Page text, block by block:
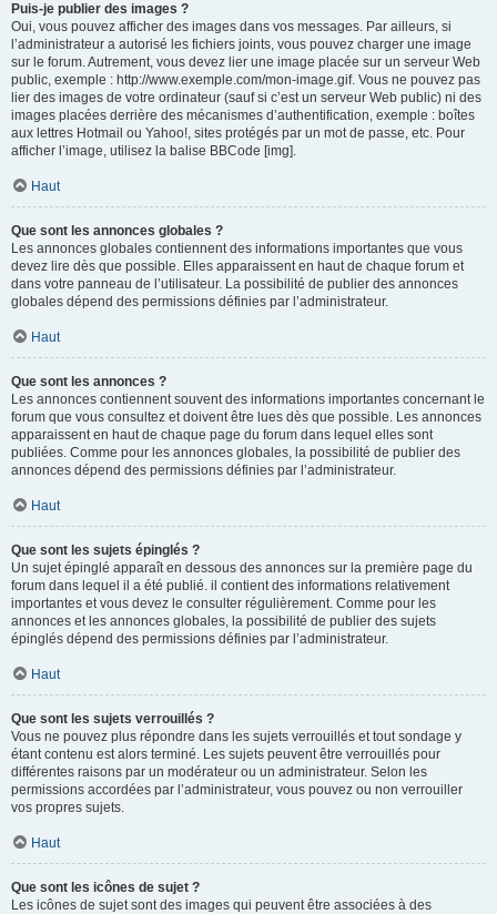
Puis-je publier des images ?
Oui, vous pouvez afficher des images dans vos messages. Par ailleurs, si
l’administrateur a autorisé les fichiers joints, vous pouvez charger une image
sur le forum. Autrement, vous devez lier une image placée sur un serveur Web
public, exemple : http://www.exemple.com/mon-image.gif. Vous ne pouvez pas
lier des images de votre ordinateur (sauf si c’est un serveur Web public) ni des
images placées derrière des mécanismes d’authentification, exemple : boîtes
aux lettres Hotmail ou Yahoo!, sites protégés par un mot de passe, etc. Pour
afficher l’image, utilisez la balise BBCode [img].
Haut
Que sont les annonces globales ?
Les annonces globales contiennent des informations importantes que vous
devez lire dès que possible. Elles apparaissent en haut de chaque forum et
dans votre panneau de l’utilisateur. La possibilité de publier des annonces
globales dépend des permissions définies par l’administrateur.
Haut
Que sont les annonces ?
Les annonces contiennent souvent des informations importantes concernant le
forum que vous consultez et doivent être lues dès que possible. Les annonces
apparaissent en haut de chaque page du forum dans lequel elles sont
publiées. Comme pour les annonces globales, la possibilité de publier des
annonces dépend des permissions définies par l’administrateur.
Haut
Que sont les sujets épinglés ?
Un sujet épinglé apparaît en dessous des annonces sur la première page du
forum dans lequel il a été publié. il contient des informations relativement
importantes et vous devez le consulter régulièrement. Comme pour les
annonces et les annonces globales, la possibilité de publier des sujets
épinglés dépend des permissions définies par l’administrateur.
Haut
Que sont les sujets verrouillés ?
Vous ne pouvez plus répondre dans les sujets verrouillés et tout sondage y
étant contenu est alors terminé. Les sujets peuvent être verrouillés pour
différentes raisons par un modérateur ou un administrateur. Selon les
permissions accordées par l’administrateur, vous pouvez ou non verrouiller
vos propres sujets.
Haut
Que sont les icônes de sujet ?
Les icônes de sujet sont des images qui peuvent être associées à des